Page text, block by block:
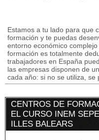
Estamos a tu lado para que
formación y te puedas
entorno económico
formación es totalmente
trabajadores en España
las empresas disponen de
cada año: si no se utiliza, se
CENTROS DE
EL CURSO INEM
ILLES BALEARS